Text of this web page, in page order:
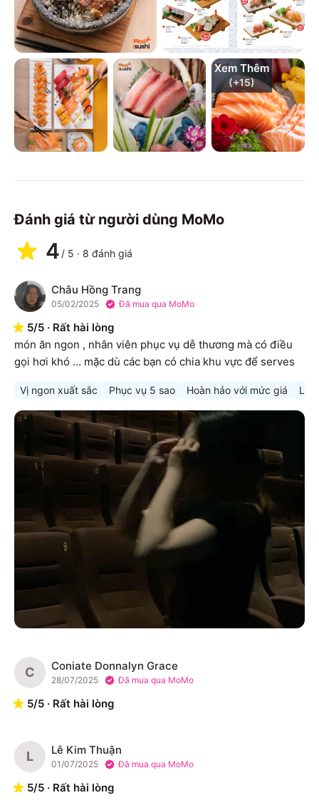
Xem Thêm
(+15)
Đánh giá từ người dùng MoMo
4 / 5 · 8 đánh giá
C Châu Hồng Trang
05/02/2025 Đã mua qua MoMo
5/5 · Rất hài lòng
món ăn ngon , nhân viên phục vụ dễ thương mà có điều
gọi hơi khó … mặc dù các bạn có chia khu vực để serves
Vị ngon xuất sắc Phục vụ 5 sao Hoàn hảo với mức giá
C Coniate Donnalyn Grace
28/07/2025 Đã mua qua MoMo
5/5 · Rất hài lòng
L Lê Kim Thuận
01/07/2025 Đã mua qua MoMo
5/5 · Rất hài lòng